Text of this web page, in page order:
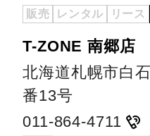
販売 レンタル リース
T-ZONE 南郷店
北海道札幌市白
番13号
011-864-4711